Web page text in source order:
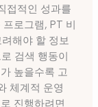
접적인 성과를
로그램, PT 비
해야 할 정보
검색 행동이
높을수록 고
체계적 운영
진행하려면